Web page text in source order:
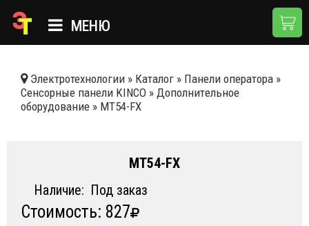
МЕНЮ
КАТАЛОГ
НОВОСТИ
ДОСТАВКА И ОПЛАТА
Электротехнологии » Каталог » Панели оператора »
Сенсорные панели KINCO » Дополнитeльное
oбoрудование » MT54-FX
MT54-FX
Наличие: Под заказ
Стоимость: 827